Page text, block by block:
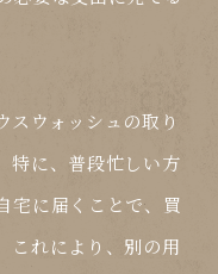
スウォッシュの取り
特に、普段忙しい方
宅に届くことで、買
これにより、別の用